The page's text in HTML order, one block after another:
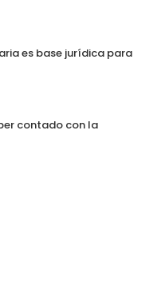
es base jurídica para
contado con la